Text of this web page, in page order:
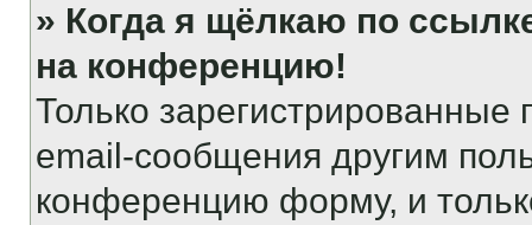
» Когда я щёлкаю по
на конференцию!
Только зарегистрированные
email-сообщения другим
конференцию форму, и